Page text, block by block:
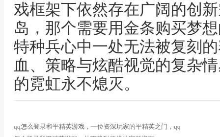
戏框架下依然存在广阔的创
岛，那个需要用金条购买梦
特种兵心中一处无法被复刻
血、策略与炫酷视觉的复杂
的霓虹永不熄灭。
qq怎么登录和平精英游戏，一位资深玩家的平精英之门，qq